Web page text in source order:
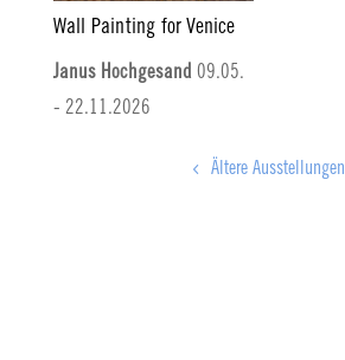
Wall Painting for Venice
Janus Hochgesand 09.05.
- 22.11.2026
Ältere Ausstellungen